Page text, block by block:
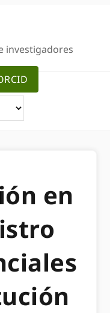
investigadores
en